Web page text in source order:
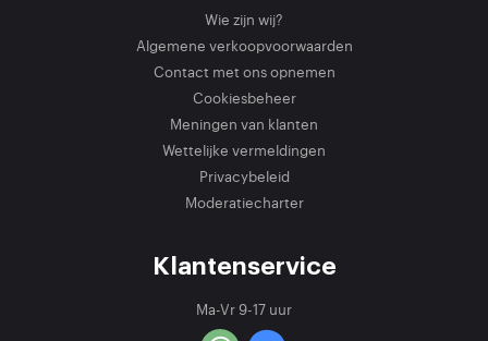
Wie zijn wij?
Algemene verkoopvoorwaarden
Contact met ons opnemen
Cookiesbeheer
Meningen van klanten
Wettelijke vermeldingen
Privacybeleid
Moderatiecharter
Klantenservice
Ma-Vr 9-17 uur